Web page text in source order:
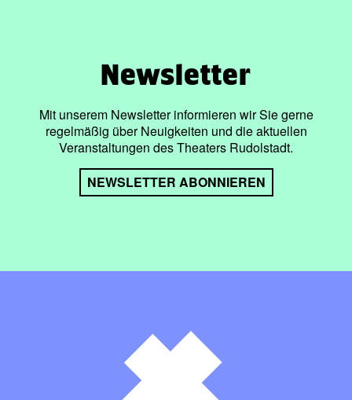
Newsletter
Mit unserem Newsletter informieren wir Sie gerne
regelmäßig über Neuigkeiten und die aktuellen
Veranstaltungen des Theaters Rudolstadt.
NEWSLETTER ABONNIEREN